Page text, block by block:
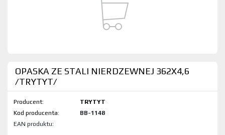
OPASKA ZE STALI NIERDZEWNEJ 362X4,6
/TRYTYT/
Producent:
TRYTYT
Kod produktu:
BB-1148
EAN produktu: